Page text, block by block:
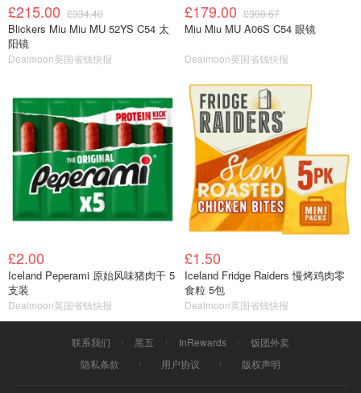
£215.00 £334.40
Blickers Miu Miu MU 52YS C54 太
阳镜
Dealmoon英国省钱快报
£179.00 £308.67
Miu Miu MU A06S C54 眼镜
Dealmoon英国省钱快报
£2.00
Iceland Peperami 原始风味猪肉干 5
支装
Dealmoon英国省钱快报
£1.50
Iceland Fridge Raiders 慢烤鸡肉零
食粒 5包
Dealmoon英国省钱快报
联系我们 黑五 InRewards
饭团外卖
隐私条款
用户协议 版权声明